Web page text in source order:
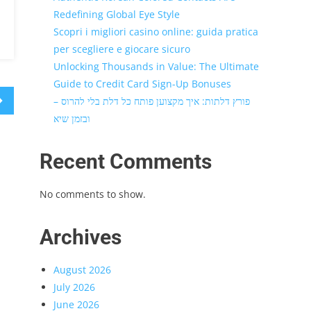
Redefining Global Eye Style
Scopri i migliori casino online: guida pratica
per scegliere e giocare sicuro
Unlocking Thousands in Value: The Ultimate
Guide to Credit Card Sign-Up Bonuses
פורץ דלתות: איך מקצוען פותח כל דלת בלי להרוס –
ובזמן שיא
Recent Comments
No comments to show.
Archives
August 2026
July 2026
June 2026